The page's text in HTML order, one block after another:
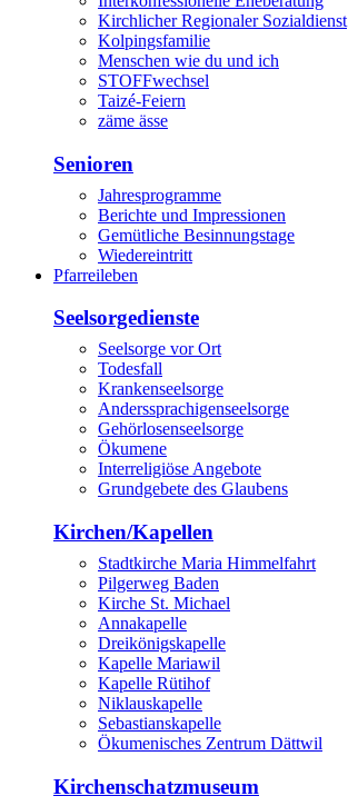
Kirchlicher Regionaler Sozialdienst
Kolpingsfamilie
Menschen wie du und ich
STOFFwechsel
Taizé-Feiern
zäme ässe
Senioren
Jahresprogramme
Berichte und Impressionen
Gemütliche Besinnungstage
Wiedereintritt
Pfarreileben
Seelsorgedienste
Seelsorge vor Ort
Todesfall
Krankenseelsorge
Anderssprachigenseelsorge
Gehörlosenseelsorge
Ökumene
Interreligiöse Angebote
Grundgebete des Glaubens
Kirchen/Kapellen
Stadtkirche Maria Himmelfahrt
Pilgerweg Baden
Kirche St. Michael
Annakapelle
Dreikönigskapelle
Kapelle Mariawil
Kapelle Rütihof
Niklauskapelle
Sebastianskapelle
Ökumenisches Zentrum Dättwil
Kirchenschatzmuseum